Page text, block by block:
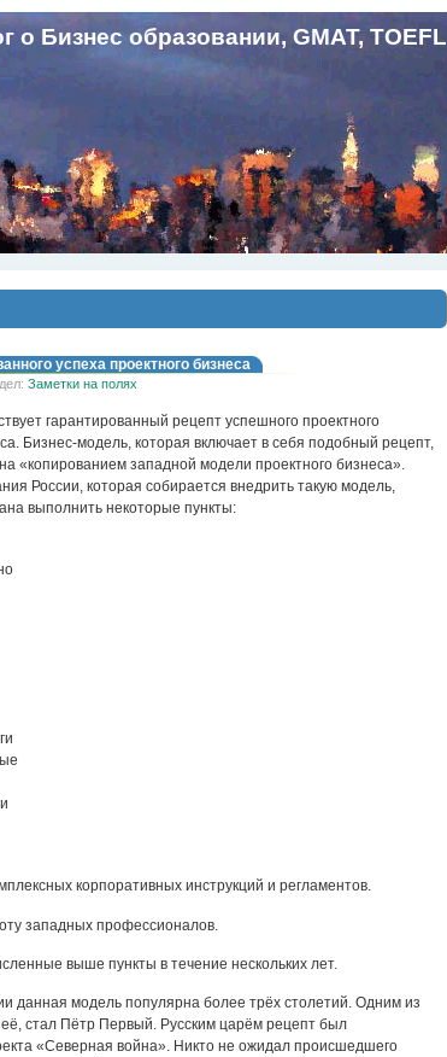
о Бизнес образовании, GMAT, TOEFL
успеха проектного бизнеса
Заметки на полях
гарантированный рецепт успешного проектного
Бизнес-модель, которая включает в себя подобный рецепт,
«копированием западной модели проектного бизнеса».
России, которая собирается внедрить такую модель,
выполнить некоторые пункты:
корпоративных инструкций и регламентов.
западных профессионалов.
выше пункты в течение нескольких лет.
данная модель популярна более трёх столетий. Одним из
стал Пётр Первый. Русским царём рецепт был
«Северная война». Никто не ожидал происшедшего